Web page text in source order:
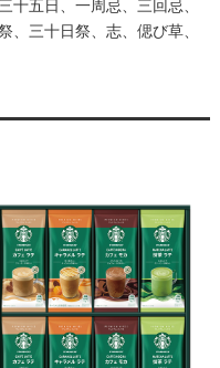
十五日、一周忌、三回忌、
、三十日祭、志、偲び草、